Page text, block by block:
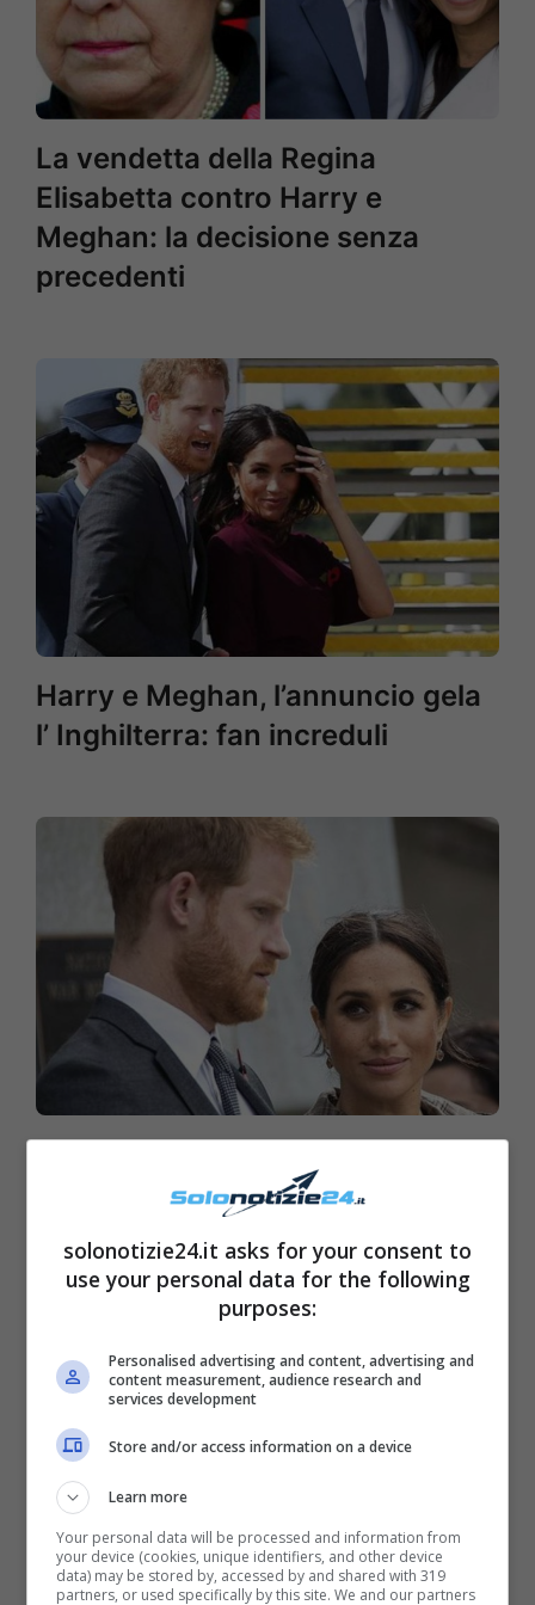
La vendetta della Regina
Elisabetta contro Harry e
Meghan: la decisione senza
precedenti
Harry e Meghan, l’annuncio gela
l’ Inghilterra: fan increduli
Meghan Markle e Harry
solonotizie24.it asks for your consent to
use your personal data for the following
purposes:
Personalised advertising and content, advertising and
content measurement, audience research and
services development
Store and/or access information on a device
Learn more
Your personal data will be processed and information from
your device (cookies, unique identifiers, and other device
data) may be stored by, accessed by and shared with 319
partners, or used specifically by this site. We and our partners